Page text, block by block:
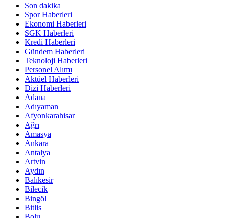
Son dakika
Spor Haberleri
Ekonomi Haberleri
SGK Haberleri
Kredi Haberleri
Gündem Haberleri
Teknoloji Haberleri
Personel Alımı
Aktüel Haberleri
Dizi Haberleri
Adana
Adıyaman
Afyonkarahisar
Ağrı
Amasya
Ankara
Antalya
Artvin
Aydın
Balıkesir
Bilecik
Bingöl
Bitlis